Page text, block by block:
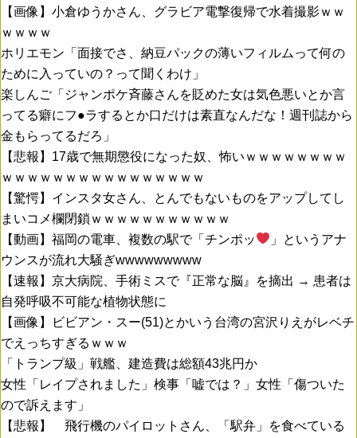
【画像】小倉ゆうかさん、グラビア電撃復帰で水着撮影ｗｗ
ｗｗｗｗ
ホリエモン「面接でさ、納豆パックの薄いフィルムって何の
ために入っていの？って聞くわけ」
楽しんご「ジャンポケ斉藤さんを貶めた女は気色悪いとか言
ってる癖にフ●ラするとか口だけは素直なんだな！週刊誌から
金もらってるだろ」
【悲報】17歳で無期懲役になった奴、怖いｗｗｗｗｗｗｗｗ
ｗｗｗｗｗｗｗｗｗｗｗｗｗｗｗｗ
【驚愕】インスタ女さん、とんでもないものをアップしてし
まいコメ欄閉鎖ｗｗｗｗｗｗｗｗｗｗｗ
【動画】福岡の電車、複数の駅で「チンポッ
」というアナ
ウンスが流れ大騒ぎwwwwwwwww
【速報】京大病院、手術ミスで『正常な脳』を摘出 → 患者は
自発呼吸不可能な植物状態に
【画像】ビビアン・スー(51)とかいう台湾の宮沢りえがレベチ
でえっちすぎるｗｗｗ
「トランプ級」戦艦、建造費は総額43兆円か
女性「レイプされました」検事「嘘では？」女性「傷ついた
ので訴えます」
【悲報】 飛行機のパイロットさん、「駅弁」を食べている